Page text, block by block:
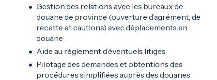
Gestion des relations avec les bureaux de
douane de province (ouverture d’agrément, de
recette et cautions) avec déplacements en
douane
Aide au règlement d’éventuels litiges
Pilotage des demandes et obtentions des
procédures simplifiées auprès des douanes